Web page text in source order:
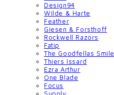
Design94
Wilde & Harte
Feather
Giesen & Forsthoff
Rockwell Razors
Fatip
The Goodfellas Smile
Thiers Issard
Ezra Arthur
One Blade
Focus